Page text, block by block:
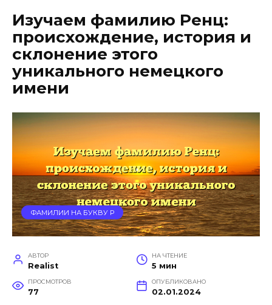
Изучаем фамилию Ренц:
происхождение, история и
склонение этого
уникального немецкого
имени
ФАМИЛИИ НА БУКВУ Р
АВТОР
Realist
НА ЧТЕНИЕ
5 мин
ПРОСМОТРОВ
77
ОПУБЛИКОВАНО
02.01.2024